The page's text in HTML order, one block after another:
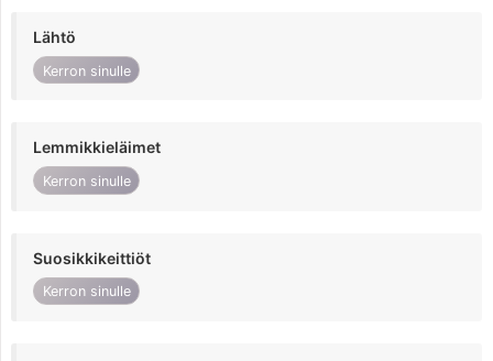
Lähtö
Kerron sinulle
Lemmikkieläimet
Kerron sinulle
Suosikkikeittiöt
Kerron sinulle